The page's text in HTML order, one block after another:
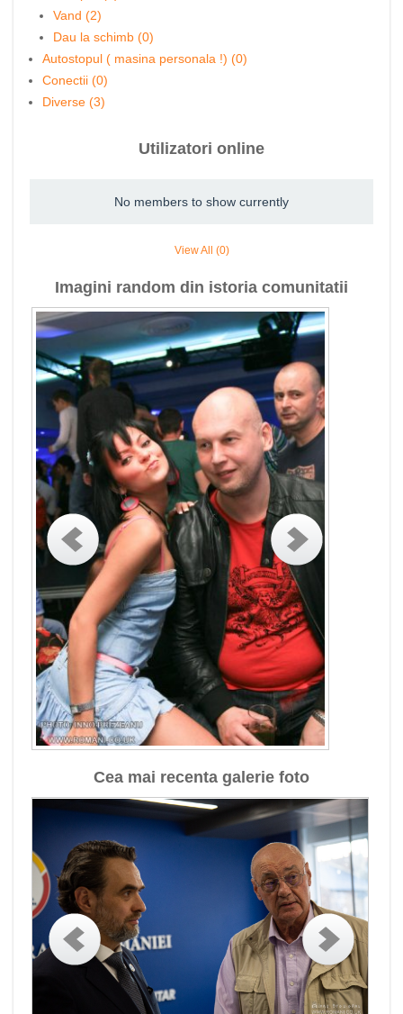
Vand (2)
Dau la schimb (0)
Autostopul ( masina personala !) (0)
Conectii (0)
Diverse (3)
Utilizatori online
No members to show currently
View All (0)
Imagini random din istoria comunitatii
Cea mai recenta galerie foto